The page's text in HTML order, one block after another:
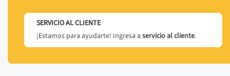
SERVICIO AL CLIENTE
¡Estamos para ayudarte! Ingresa a servicio al cliente.